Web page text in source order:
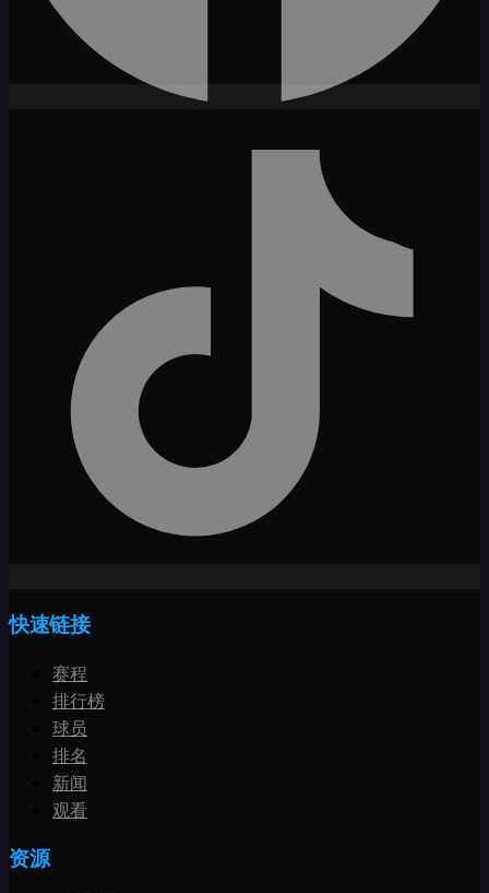
快速链接
赛程
排行榜
球员
排名
新闻
观看
资源